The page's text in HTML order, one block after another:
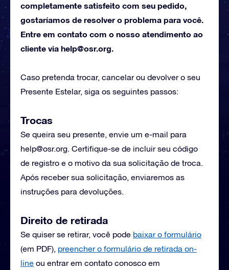
completamente satisfeito com seu pedido,
gostaríamos de resolver o problema para você.
Entre em contato com o nosso atendimento ao
cliente via help@osr.org.
Caso pretenda trocar, cancelar ou devolver o seu
Presente Estelar, siga os seguintes passos:
Trocas
Se queira seu presente, envie um e-mail para
help@osr.org. Certifique-se de incluir seu código
de registro e o motivo da sua solicitação de troca.
Após receber sua solicitação, enviaremos as
instruções para devoluções.
Direito de retirada
Se quiser se retirar, você pode baixar o formulário
(em PDF), preencher o formulário de retirada on-
line ou entrar em contato conosco em